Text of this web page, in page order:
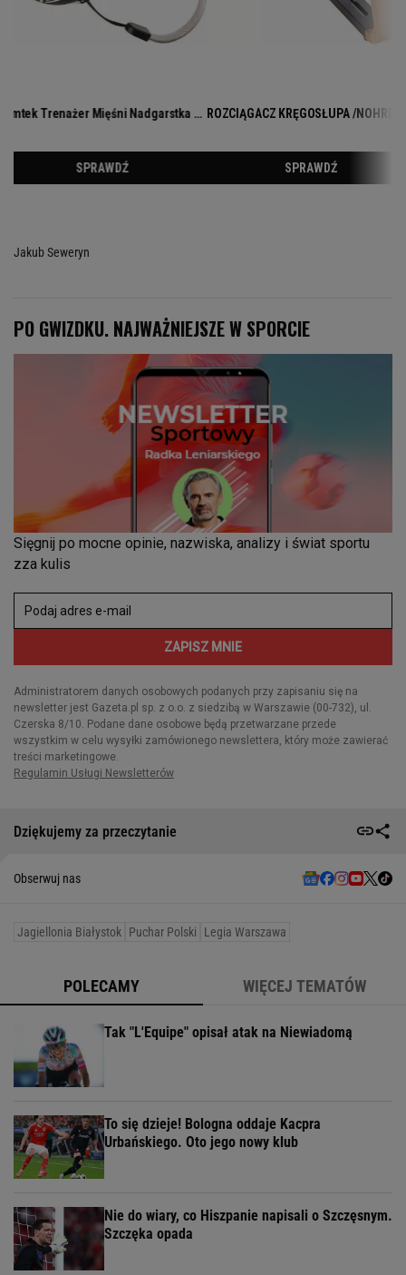
Jakub Seweryn
Dziękujemy za przeczytanie
Obserwuj nas
Jagiellonia Białystok Puchar Polski Legia Warszawa
POLECAMY WIĘCEJ TEMATÓW
Tak "L'Equipe" opisał atak na Niewiadomą
To się dzieje! Bologna oddaje Kacpra
Urbańskiego. Oto jego nowy klub
Nie do wiary, co Hiszpanie napisali o Szczęsnym.
Szczęka opada